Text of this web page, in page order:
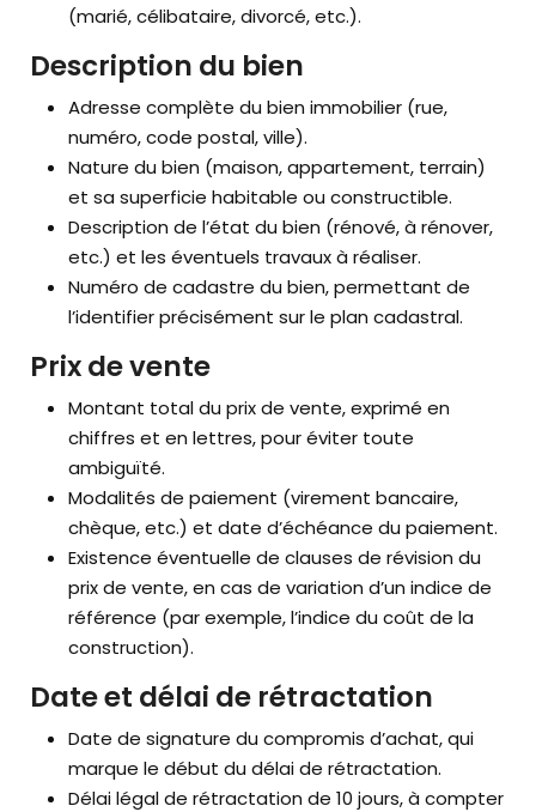
(marié, célibataire, divorcé, etc.).
Description du bien
Adresse complète du bien immobilier (rue,
numéro, code postal, ville).
Nature du bien (maison, appartement, terrain)
et sa superficie habitable ou constructible.
Description de l’état du bien (rénové, à rénover,
etc.) et les éventuels travaux à réaliser.
Numéro de cadastre du bien, permettant de
l’identifier précisément sur le plan cadastral.
Prix de vente
Montant total du prix de vente, exprimé en
chiffres et en lettres, pour éviter toute
ambiguïté.
Modalités de paiement (virement bancaire,
chèque, etc.) et date d’échéance du paiement.
Existence éventuelle de clauses de révision du
prix de vente, en cas de variation d’un indice de
référence (par exemple, l’indice du coût de la
construction).
Date et délai de rétractation
Date de signature du compromis d’achat, qui
marque le début du délai de rétractation.
Délai légal de rétractation de 10 jours, à compter